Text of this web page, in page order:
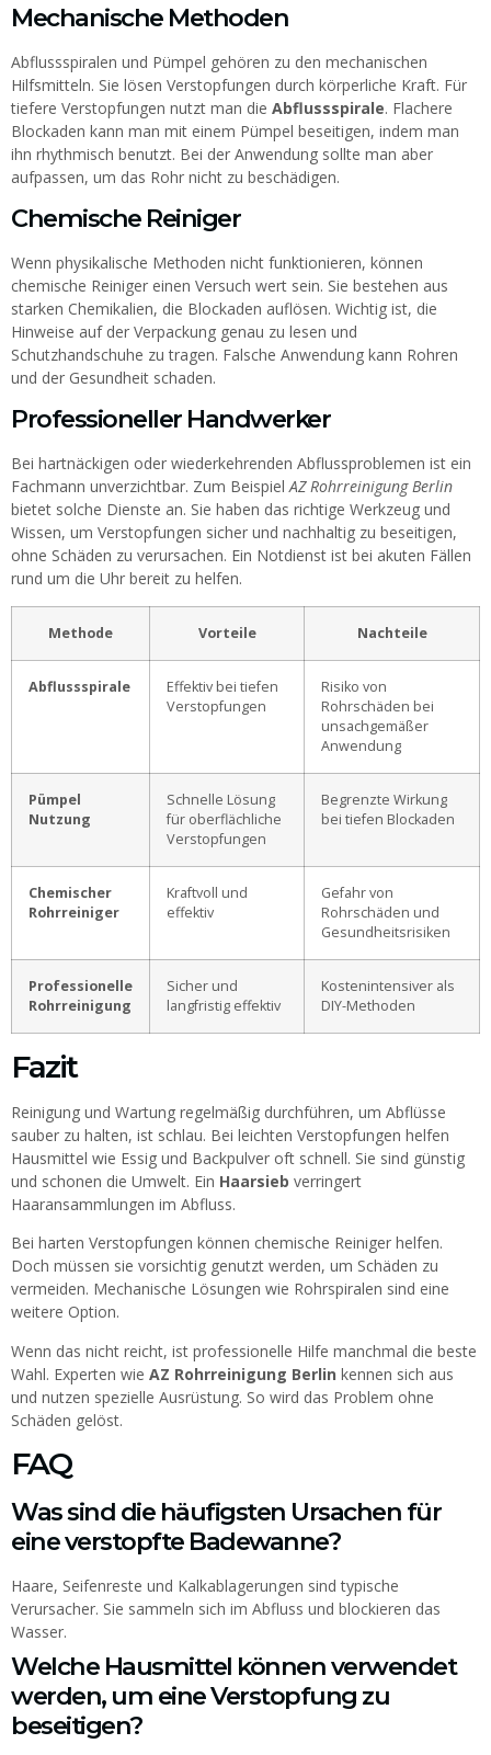
Mechanische Methoden
Abflussspiralen und Pümpel gehören zu den mechanischen
Hilfsmitteln. Sie lösen Verstopfungen durch körperliche Kraft. Für
tiefere Verstopfungen nutzt man die Abflussspirale. Flachere
Blockaden kann man mit einem Pümpel beseitigen, indem man
ihn rhythmisch benutzt. Bei der Anwendung sollte man aber
aufpassen, um das Rohr nicht zu beschädigen.
Chemische Reiniger
Wenn physikalische Methoden nicht funktionieren, können
chemische Reiniger einen Versuch wert sein. Sie bestehen aus
starken Chemikalien, die Blockaden auflösen. Wichtig ist, die
Hinweise auf der Verpackung genau zu lesen und
Schutzhandschuhe zu tragen. Falsche Anwendung kann Rohren
und der Gesundheit schaden.
Professioneller Handwerker
Bei hartnäckigen oder wiederkehrenden Abflussproblemen ist ein
Fachmann unverzichtbar. Zum BeispielAZ Rohrreinigung Berlin
bietet solche Dienste an. Sie haben das richtige Werkzeug und
Wissen, um Verstopfungen sicher und nachhaltig zu beseitigen,
ohne Schäden zu verursachen. Ein Notdienst ist bei akuten Fällen
rund um die Uhr bereit zu helfen.
Methode Vorteile Nachteile
Abflussspirale
Effektiv bei tiefen
Verstopfungen
Risiko von
Rohrschäden bei
unsachgemäßer
Anwendung
Pümpel
Nutzung
Schnelle Lösung
für oberflächliche
Verstopfungen
Begrenzte Wirkung
bei tiefen Blockaden
Chemischer
Rohrreiniger
Kraftvoll und
effektiv
Gefahr von
Rohrschäden und
Gesundheitsrisiken
Professionelle
Rohrreinigung
Sicher und
langfristig effektiv
Kostenintensiver als
DIY-Methoden
Fazit
Reinigung und Wartung regelmäßig durchführen, um Abflüsse
sauber zu halten, ist schlau. Bei leichten Verstopfungen helfen
Hausmittel wie Essig und Backpulver oft schnell. Sie sind günstig
und schonen die Umwelt. Ein Haarsieb verringert
Haaransammlungen im Abfluss.
Bei harten Verstopfungen können chemische Reiniger helfen.
Doch müssen sie vorsichtig genutzt werden, um Schäden zu
vermeiden. Mechanische Lösungen wie Rohrspiralen sind eine
weitere Option.
Wenn das nicht reicht, ist professionelle Hilfe manchmal die beste
Wahl. Experten wie AZ Rohrreinigung Berlin kennen sich aus
und nutzen spezielle Ausrüstung. So wird das Problem ohne
Schäden gelöst.
FAQ
Was sind die häufigsten Ursachen für
eine verstopfte Badewanne?
Haare, Seifenreste und Kalkablagerungen sind typische
Verursacher. Sie sammeln sich im Abfluss und blockieren das
Wasser.
Welche Hausmittel können verwendet
werden, um eine Verstopfung zu
beseitigen?